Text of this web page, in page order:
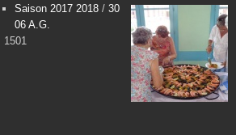
Saison 2017 2018/ 30
06 A.G.
1501